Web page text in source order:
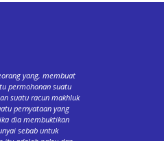
yang, membuat
permohonan suatu
suatu racun makhluk
pernyataan yang
dia membuktikan
sebab untuk